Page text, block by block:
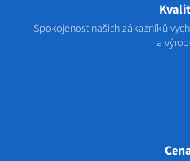
Spokojenost našich zákazníků
a